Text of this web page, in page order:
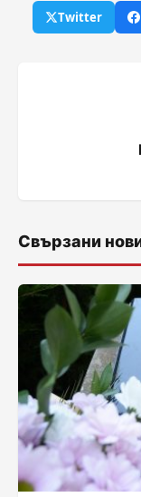
Twitter
Свързани